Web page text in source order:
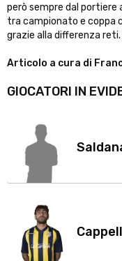
però sempre dal portiere
tra campionato e coppa
grazie alla differenza reti.
Articolo a cura di
GIOCATORI IN